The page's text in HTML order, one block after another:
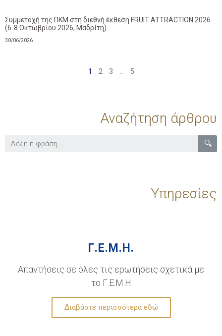
Συμμετοχή της ΠΚΜ στη διεθνή έκθεση FRUIT ATTRACTION 2026
(6-8 Οκτωβρίου 2026, Μαδρίτη)
30/06/2026
1 2 3 5
Αναζήτηση άρθρου
🔍
Υπηρεσίες
Γ.Ε.Μ.Η.
Απαντήσεις σε όλες τις ερωτήσεις σχετικά με
το Γ.Ε.Μ.Η
Διαβάστε περισσότερα εδώ